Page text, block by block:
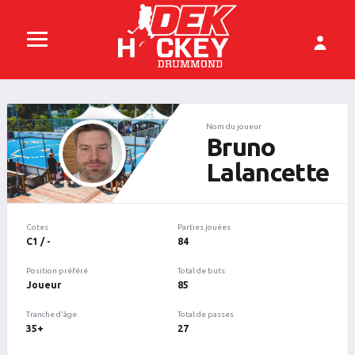
Nom du joueur
Bruno
Lalancette
Cotes
C1 / -
Position préféré
Joueur
Tranche d'âge
35+
Parties jouées
84
Total de buts
85
Total de passes
27